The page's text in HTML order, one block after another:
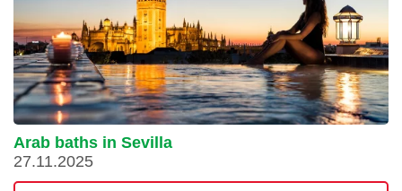
Arab baths in Sevilla
27.11.2025